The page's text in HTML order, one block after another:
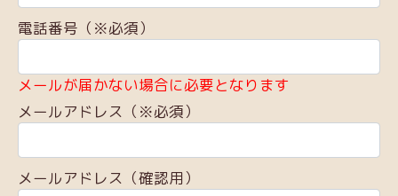
電話番号（※必須）
メールが届かない場合に必要となります
メールアドレス（※必須）
メールアドレス（確認用）